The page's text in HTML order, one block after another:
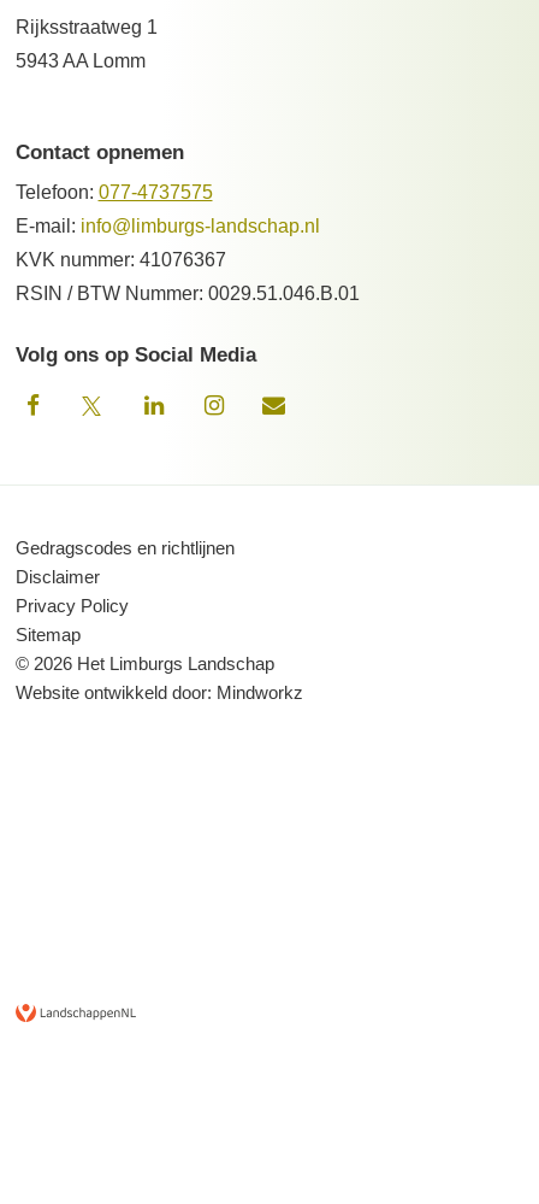
Rijksstraatweg 1
5943 AA Lomm
Contact opnemen
Telefoon: 077-4737575
E-mail: info@limburgs-landschap.nl
KVK nummer: 41076367
RSIN / BTW Nummer: 0029.51.046.B.01
Volg ons op Social Media
Gedragscodes en richtlijnen
Disclaimer
Privacy Policy
Sitemap
© 2026 Het Limburgs Landschap
Website ontwikkeld door: Mindworkz